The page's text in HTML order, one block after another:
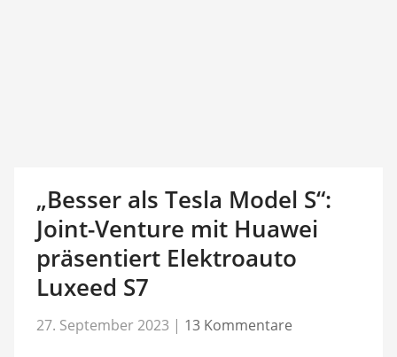
„Besser als Tesla Model S“:
Joint-Venture mit Huawei
präsentiert Elektroauto
Luxeed S7
27. September 2023 | 13 Kommentare